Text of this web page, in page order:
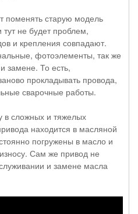
поменять старую модель
не будет проблем,
и крепления совпадают.
фотоэлементы, так же
замене. То есть,
прокладывать провода,
сварочные работы.
в сложных и тяжелых
находится в масляной
погружены в масло и
Сам же привод не
и замене масла